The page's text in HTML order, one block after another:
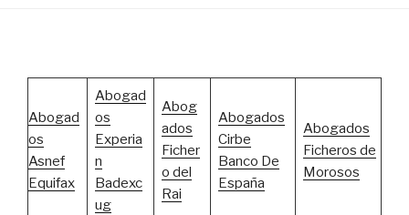
Abogad
os
Asnef
Equifax
Abogad
os
Experia
n
Badexc
ug
Abog
ados
Ficher
o del
Rai
Abogados
Cirbe
Banco De
España
Abogados
Ficheros de
Morosos